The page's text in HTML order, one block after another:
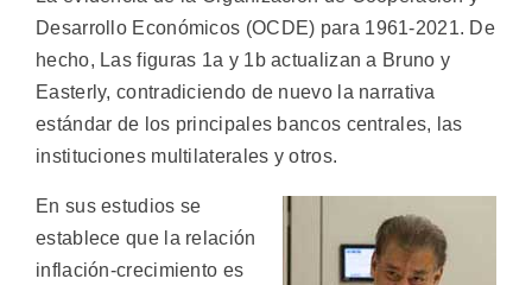
Desarrollo Económicos (OCDE) para 1961-2021. De
hecho, Las figuras 1a y 1b actualizan a Bruno y
Easterly, contradiciendo de nuevo la narrativa
estándar de los principales bancos centrales, las
instituciones multilaterales y otros.
En sus estudios se
establece que la relación
inflación-crecimiento es